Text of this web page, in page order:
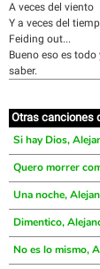
A veces del viento
Y a veces del
Feiding out...
Bueno eso es
saber.
Otras canciones
Si hay Dios,
Quero morrer
Una noche,
Dimentico,
No es lo mismo,